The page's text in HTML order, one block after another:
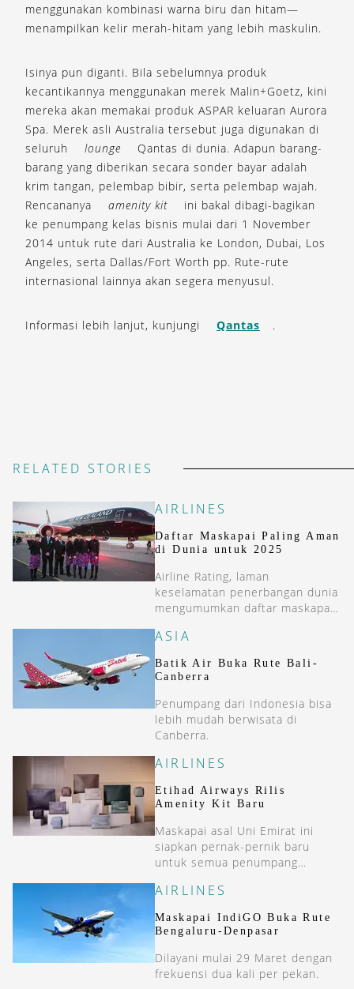
menggunakan kombinasi warna biru dan hitam—
menampilkan kelir merah-hitam yang lebih maskulin.
Isinya pun diganti. Bila sebelumnya produk
kecantikannya menggunakan merek Malin+Goetz, kini
mereka akan memakai produk ASPAR keluaran Aurora
Spa. Merek asli Australia tersebut juga digunakan di
seluruh
lounge
Qantas di dunia. Adapun barang-
barang yang diberikan secara sonder bayar adalah
krim tangan, pelembap bibir, serta pelembap wajah.
Rencananya
amenity kit
ini bakal dibagi-bagikan
ke penumpang kelas bisnis mulai dari 1 November
2014 untuk rute dari Australia ke London, Dubai, Los
Angeles, serta Dallas/Fort Worth pp. Rute-rute
internasional lainnya akan segera menyusul.
Informasi lebih lanjut, kunjungi Qantas .
RELATED STORIES
AIRLINES
Daftar Maskapai Paling Aman
di Dunia untuk 2025
Airline Rating, laman
keselamatan penerbangan dunia
mengumumkan daftar maskapai
2025.
ASIA
Batik Air Buka Rute Bali-
Canberra
Penumpang dari Indonesia bisa
lebih mudah berwisata di
Canberra.
AIRLINES
Etihad Airways Rilis
Amenity Kit Baru
Maskapai asal Uni Emirat ini
siapkan pernak-pernik baru
untuk semua penumpang
AIRLINES
Maskapai IndiGO Buka Rute
Bengaluru-Denpasar
Dilayani mulai 29 Maret dengan
frekuensi dua kali per pekan.